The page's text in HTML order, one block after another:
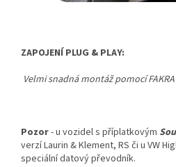
ZAPOJENÍ PLUG & PLAY:
Velmi snadná montáž pomocí
Pozor- u vozidel s příplatkovým
verzí Laurin & Klement, RS či u VW
speciální datový převodník.